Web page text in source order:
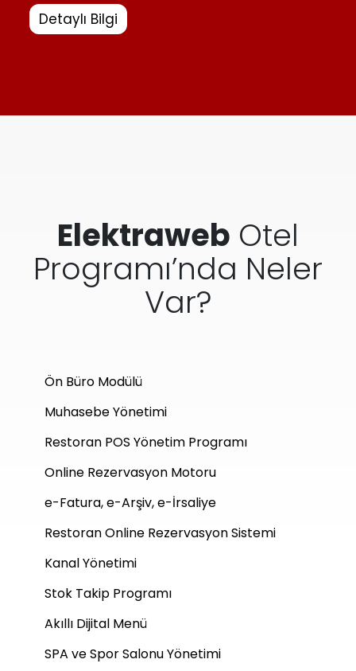
Detaylı Bilgi
Elektraweb Otel
Programı’nda Neler
Var?
Ön Büro Modülü
Muhasebe Yönetimi
Restoran POS Yönetim Programı
Online Rezervasyon Motoru
e-Fatura, e-Arşiv, e-İrsaliye
Restoran Online Rezervasyon Sistemi
Kanal Yönetimi
Stok Takip Programı
Akıllı Dijital Menü
SPA ve Spor Salonu Yönetimi